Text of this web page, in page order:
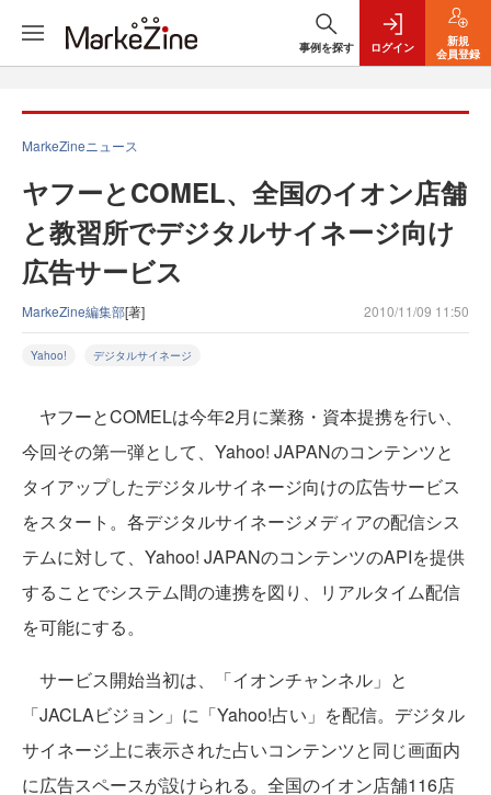
事例を探す ログイン
新規
会員登録
MarkeZineニュース
ヤフーとCOMEL、全国のイオン店舗
と教習所でデジタルサイネージ向け
広告サービス
MarkeZine編集部[著] 2010/11/09 11:50
Yahoo! デジタルサイネージ
ヤフーとCOMELは今年2月に業務・資本提携を行い、
今回その第一弾として、Yahoo! JAPANのコンテンツと
タイアップしたデジタルサイネージ向けの広告サービス
をスタート。各デジタルサイネージメディアの配信シス
テムに対して、Yahoo! JAPANのコンテンツのAPIを提供
することでシステム間の連携を図り、リアルタイム配信
を可能にする。
サービス開始当初は、「イオンチャンネル」と
「JACLAビジョン」に「Yahoo!占い」を配信。デジタル
サイネージ上に表示された占いコンテンツと同じ画面内
に広告スペースが設けられる。全国のイオン店舗116店